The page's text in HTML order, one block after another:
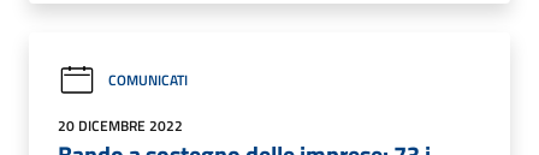
COMUNICATI
20 DICEMBRE 2022